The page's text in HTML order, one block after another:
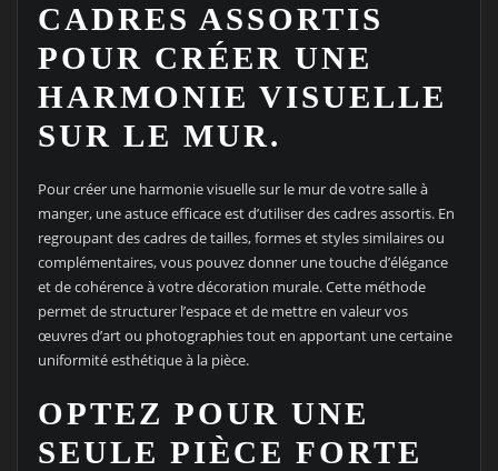
CADRES ASSORTIS
POUR CRÉER UNE
HARMONIE VISUELLE
SUR LE MUR.
Pour créer une harmonie visuelle sur le mur de votre salle à
manger, une astuce efficace est d’utiliser des cadres assortis. En
regroupant des cadres de tailles, formes et styles similaires ou
complémentaires, vous pouvez donner une touche d’élégance
et de cohérence à votre décoration murale. Cette méthode
permet de structurer l’espace et de mettre en valeur vos
œuvres d’art ou photographies tout en apportant une certaine
uniformité esthétique à la pièce.
OPTEZ POUR UNE
SEULE PIÈCE FORTE